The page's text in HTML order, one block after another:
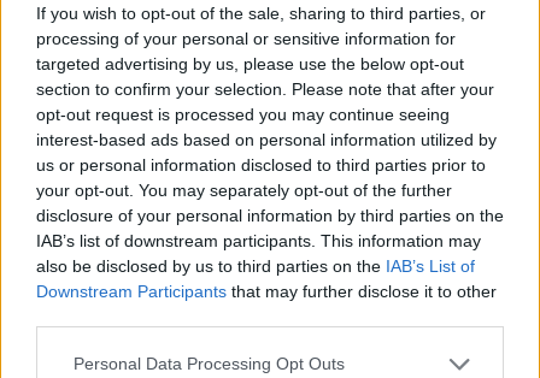
If you wish to opt-out of the sale, sharing to third parties, or
processing of your personal or sensitive information for
targeted advertising by us, please use the below opt-out
section to confirm your selection. Please note that after your
opt-out request is processed you may continue seeing
interest-based ads based on personal information utilized by
us or personal information disclosed to third parties prior to
your opt-out. You may separately opt-out of the further
disclosure of your personal information by third parties on the
IAB’s list of downstream participants. This information may
also be disclosed by us to third parties on the IAB’s List of
Downstream Participants that may further disclose it to other
Please note that this website/app uses one or more Google
Personal Data Processing Opt Outs